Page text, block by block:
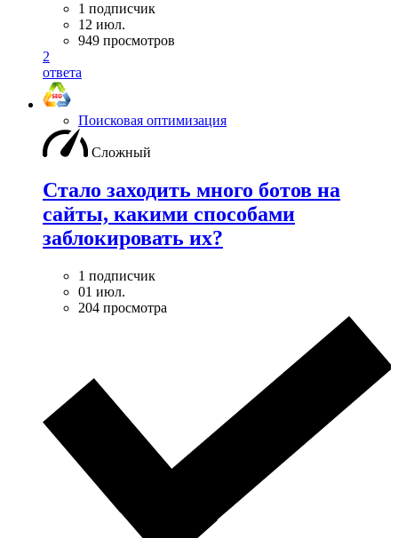
1 подписчик
12 июл.
949 просмотров
2
ответа
Поисковая оптимизация
Сложный
Стало заходить много ботов на
сайты, какими способами
заблокировать их?
1 подписчик
01 июл.
204 просмотра